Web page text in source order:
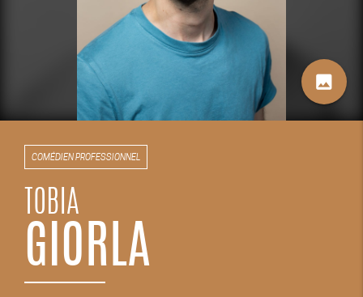
image
COMÉDIEN PROFESSIONNEL
TOBIA
GIORLA